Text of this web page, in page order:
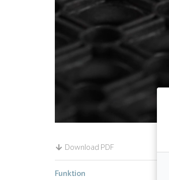
Download PDF
Funktion